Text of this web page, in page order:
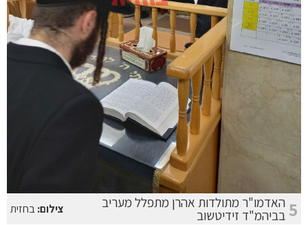
5 האדמו"ר מתולדות אהרן מתפלל מעריב
בביהמ"ד זידיטשוב צילום:בחזית